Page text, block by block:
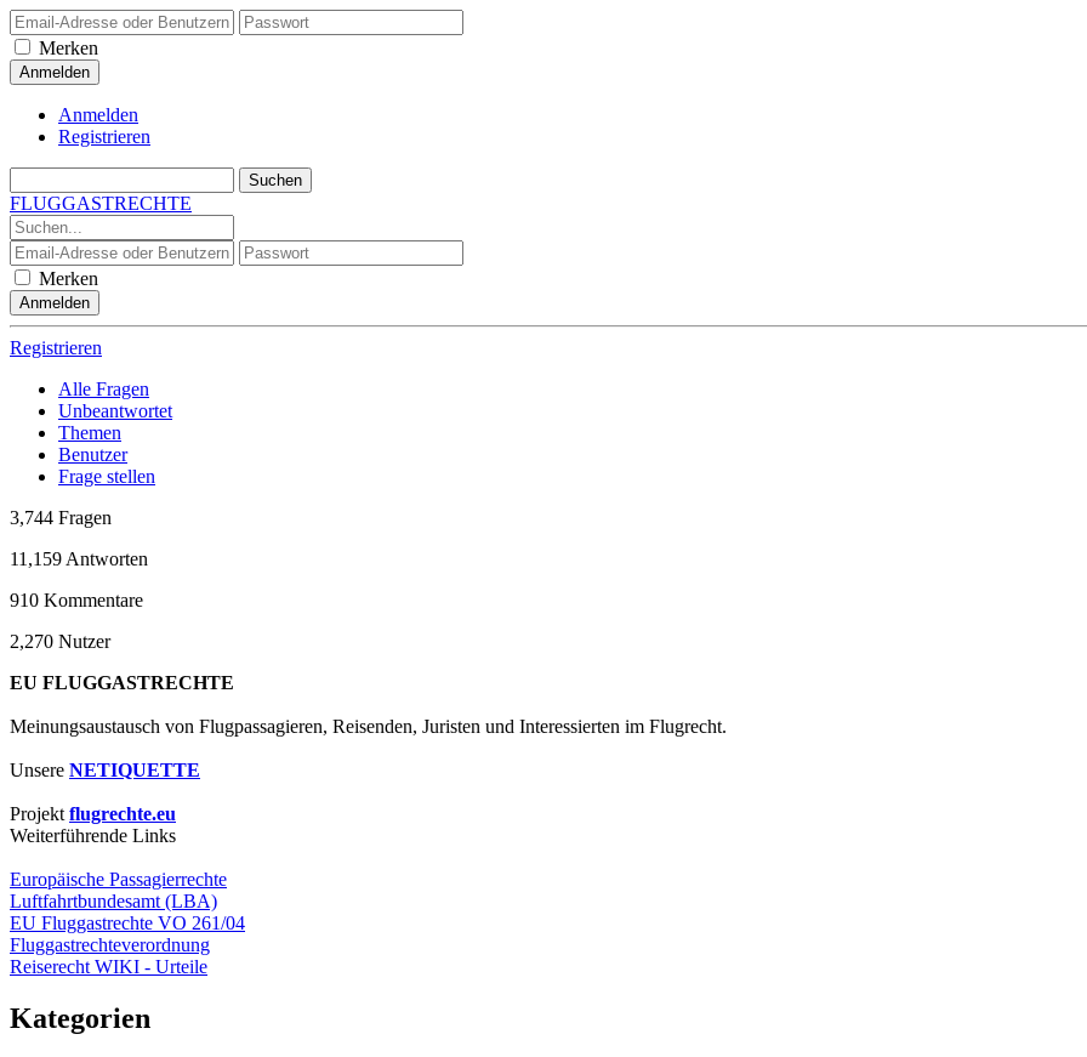
Merken
Anmelden
Registrieren
FLUGGASTRECHTE
Merken
Registrieren
Alle Fragen
Unbeantwortet
Themen
Benutzer
Frage stellen
3,744 Fragen
11,159 Antworten
910 Kommentare
2,270 Nutzer
EU FLUGGASTRECHTE
Meinungsaustausch von Flugpassagieren, Reisenden, Juristen und Interessierten im Flugrecht.
Unsere NETIQUETTE
Projekt flugrechte.eu
Weiterführende Links
Europäische Passagierrechte
Luftfahrtbundesamt (LBA)
EU Fluggastrechte VO 261/04
Fluggastrechteverordnung
Reiserecht WIKI - Urteile
Kategorien